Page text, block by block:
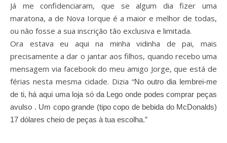
Já me confidenciaram, que se algum dia fizer uma
maratona, a de Nova Iorque é a maior e melhor de todas,
ou não fosse a sua inscrição tão exclusiva e limitada.
Ora estava eu aqui na minha vidinha de pai, mais
precisamente a dar o jantar aos filhos, quando recebo uma
mensagem via facebook do meu amigo Jorge, que está de
férias nesta mesma cidade. Dizia “No outro dia lembrei-me
de ti, há aqui uma loja só da Lego onde podes comprar peças
avulso . Um copo grande (tipo copo de bebida do McDonalds)
17 dólares cheio de peças à tua escolha.”